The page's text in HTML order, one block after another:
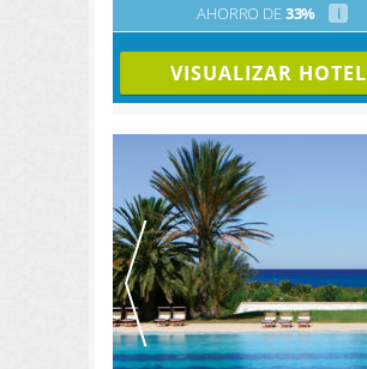
AHORRO DE33% i
VISUALIZAR HOTEL